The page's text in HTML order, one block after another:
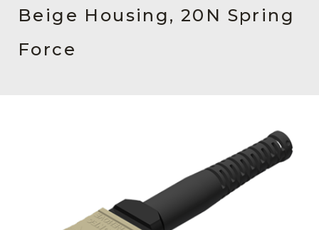
关于我们
Beige Housing, 20N Spring
Force